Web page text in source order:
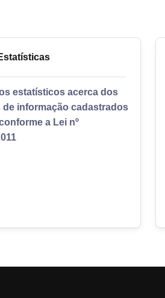
estatísticos acerca dos
de informação cadastrados
a Lei nº